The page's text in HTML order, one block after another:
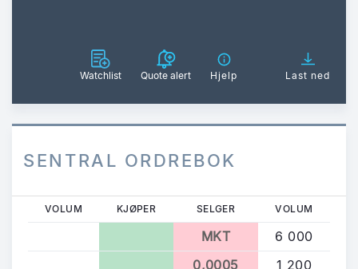
Watchlist Quote alert Hjelp Last ned
SENTRAL ORDREBOK
VOLUM KJØPER SELGER VOLUM
MKT
6 000
0,0005
1 200